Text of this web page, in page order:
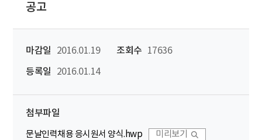
공고
마감일 2016.01.19 조회수
17636
등록일
2016.01.14
첨부파일
문날인력채용 응시원서 양식.hwp 미리보기